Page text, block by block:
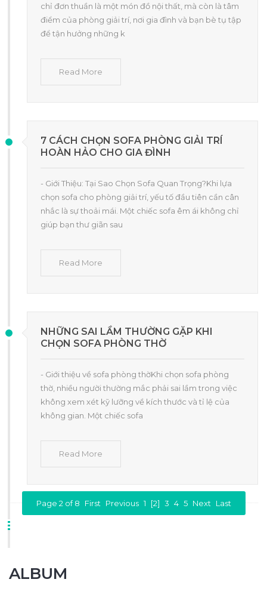
chỉ đơn thuần là một món đồ nội thất, mà còn là tâm
điểm của phòng giải trí, nơi gia đình và bạn bè tụ tập
để tận hưởng những k
Read More
7 CÁCH CHỌN SOFA PHÒNG GIẢI TRÍ
HOÀN HẢO CHO GIA ĐÌNH
- Giới Thiệu: Tại Sao Chọn Sofa Quan Trọng?Khi lựa
chọn sofa cho phòng giải trí, yếu tố đầu tiên cần cân
nhắc là sự thoải mái. Một chiếc sofa êm ái không chỉ
giúp bạn thư giãn sau
Read More
NHỮNG SAI LẦM THƯỜNG GẶP KHI
CHỌN SOFA PHÒNG THỜ
- Giới thiệu về sofa phòng thờKhi chọn sofa phòng
thờ, nhiều người thường mắc phải sai lầm trong việc
không xem xét kỹ lưỡng về kích thước và tỉ lệ của
không gian. Một chiếc sofa
Read More
Page 2 of 8 First Previous 1 [2] 3 4 5 Next Last
ALBUM